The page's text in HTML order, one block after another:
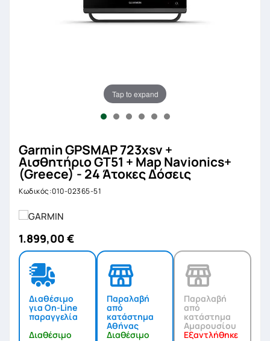
Tap to expand
Garmin GPSMAP 723xsv +
Αισθητήριο GT51 + Map Navionics+
(Greece) - 24 Άτοκες Δόσεις
Κωδικός:010-02365-51
1.899,00 €
Διαθέσιμο
για On-Line
παραγγελία
Διαθέσιμο
Παραλαβή
από
κατάστημα
Αθήνας
Διαθέσιμο
Παραλαβή
από
κατάστημα
Αμαρουσίου
Εξαντλήθηκε